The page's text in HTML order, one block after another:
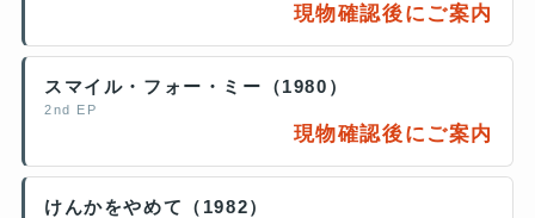
現物確認後にご案内
スマイル・フォー・ミー（1980）
2nd EP
現物確認後にご案内
けんかをやめて（1982）